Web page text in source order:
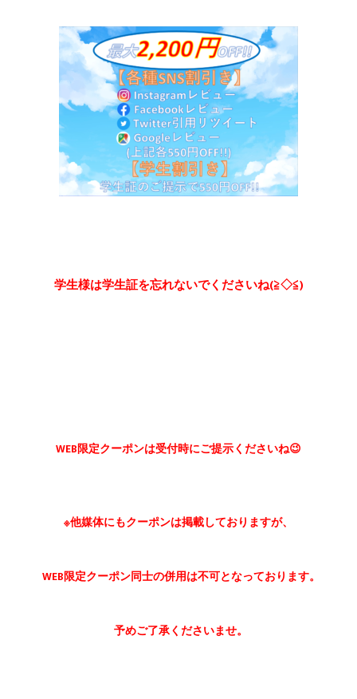
学生様は学生証を忘れないでくださいね(≧◇≦)
WEB限定クーポンは受付時にご提示くださいね😉
※他媒体にもクーポンは掲載しておりますが、
WEB限定クーポン同士の併用は不可となっております。
予めご了承くださいませ。